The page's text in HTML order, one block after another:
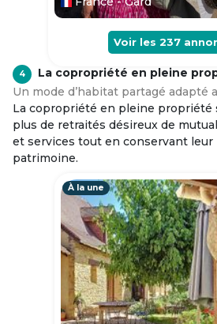
Voir les 237
4
La copropriété en pleine
Un mode d’habitat partagé adapté
La copropriété en pleine propriété
plus de retraités désireux de
et services tout en conservant
patrimoine.
À la une